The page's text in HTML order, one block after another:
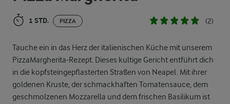
1 STD. PIZZA (2)
Tauche ein in das Herz der italienischen Küche mit unserem
PizzaMargherita-Rezept. Dieses kultige Gericht entführt dich
in die kopfsteingepflasterten Straßen von Neapel. Mit ihrer
goldenen Kruste, der schmackhaften Tomatensauce, dem
geschmolzenen Mozzarella und dem frischen Basilikum ist